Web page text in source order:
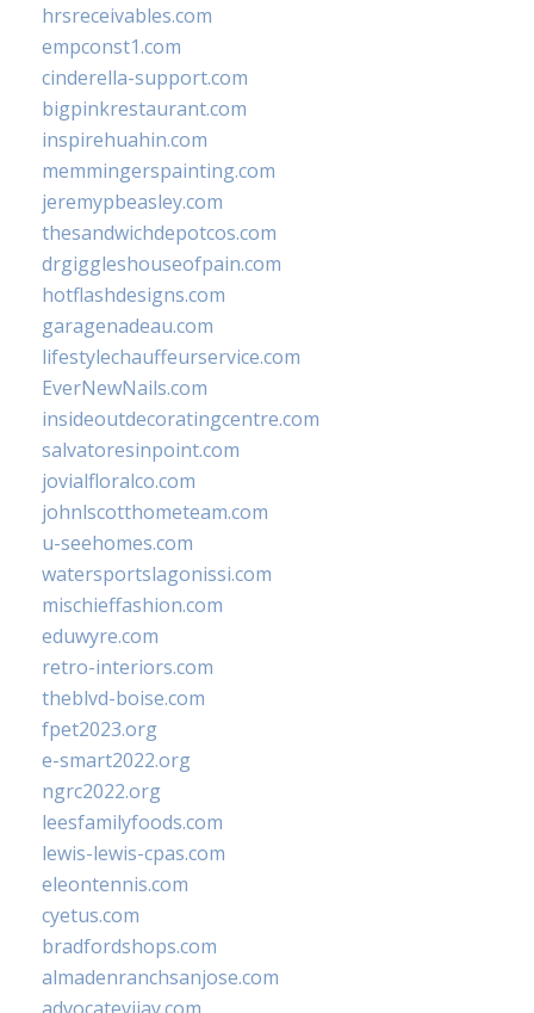
hrsreceivables.com
empconst1.com
cinderella-support.com
bigpinkrestaurant.com
inspirehuahin.com
memmingerspainting.com
jeremypbeasley.com
thesandwichdepotcos.com
drgiggleshouseofpain.com
hotflashdesigns.com
garagenadeau.com
lifestylechauffeurservice.com
EverNewNails.com
insideoutdecoratingcentre.com
salvatoresinpoint.com
jovialfloralco.com
johnlscotthometeam.com
u-seehomes.com
watersportslagonissi.com
mischieffashion.com
eduwyre.com
retro-interiors.com
theblvd-boise.com
fpet2023.org
e-smart2022.org
ngrc2022.org
leesfamilyfoods.com
lewis-lewis-cpas.com
eleontennis.com
cyetus.com
bradfordshops.com
almadenranchsanjose.com